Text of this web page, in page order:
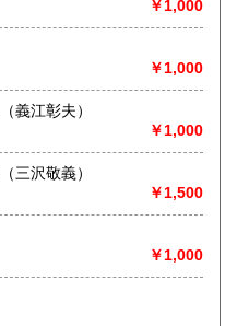
￥1,000
￥1,000
歴史の曙から伝統社会の成熟へ （義江彰夫）
￥1,000
薬品アレルギーと薬品中毒症状 （三沢敬義）
￥1,500
￥1,000